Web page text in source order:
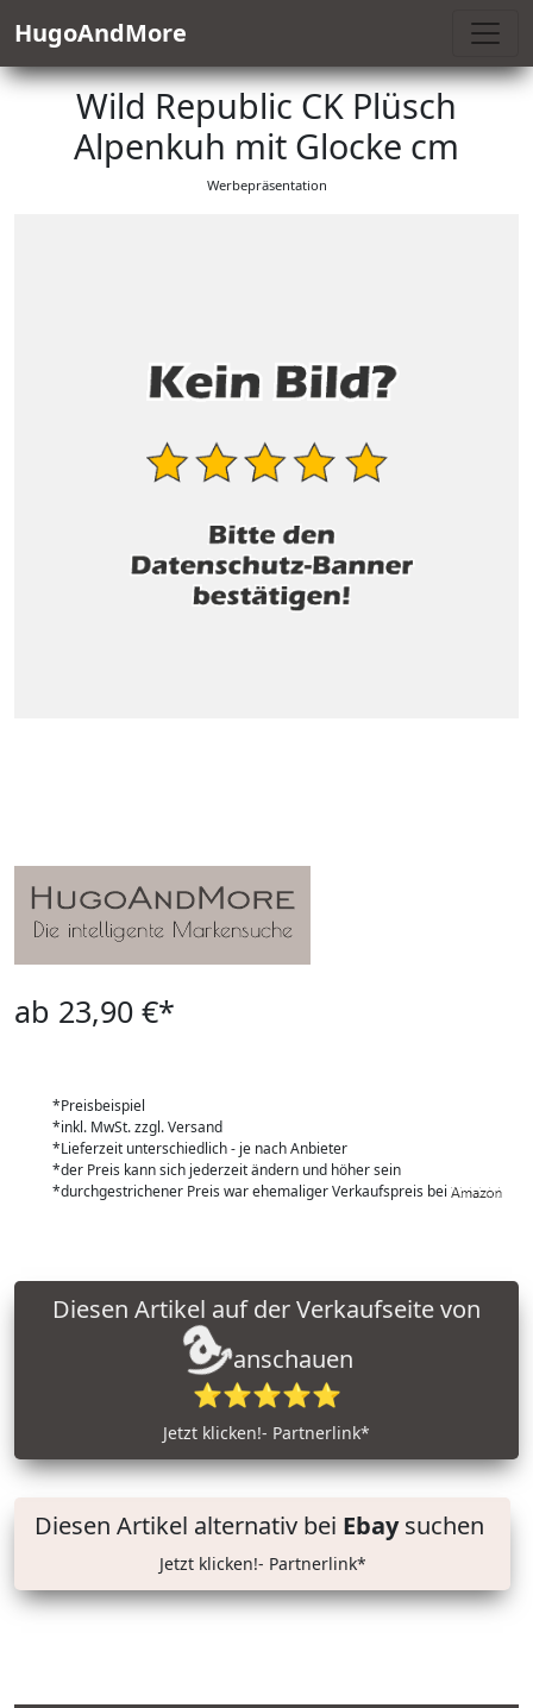
HugoAndMore
Wild Republic CK Plüsch
Alpenkuh mit Glocke cm
Werbepräsentation
ab 23,90 €*
*Preisbeispiel
*inkl. MwSt. zzgl. Versand
*Lieferzeit unterschiedlich - je nach Anbieter
*der Preis kann sich jederzeit ändern und höher sein
*durchgestrichener Preis war ehemaliger Verkaufspreis bei
anschauen
⭐⭐⭐⭐⭐
Jetzt klicken!- Partnerlink*
Diesen Artikel alternativ bei Ebaysuchen
Jetzt klicken!- Partnerlink*